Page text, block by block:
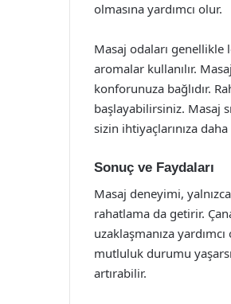
olmasına yardımcı olur.
Masaj odaları genellikle
aromalar kullanılır.
konforunuza bağlıdır.
başlayabilirsiniz. Masaj
sizin ihtiyaçlarınıza
Sonuç ve Faydaları
Masaj deneyimi,
rahatlama da getirir.
uzaklaşmanıza
mutluluk durumu
artırabilir.